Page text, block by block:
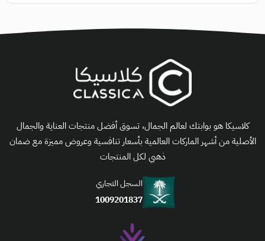
كلاسيكا هو بوابتك لعالم الجمال، تسوق أفضل منتجات العناية والجمال
الأصلية من أشهر الماركات العالمية بأسعار تنافسية وعروض مميزة مع ضمان
ذهبي لكل المنتجات
السجل التجاري
1009201837